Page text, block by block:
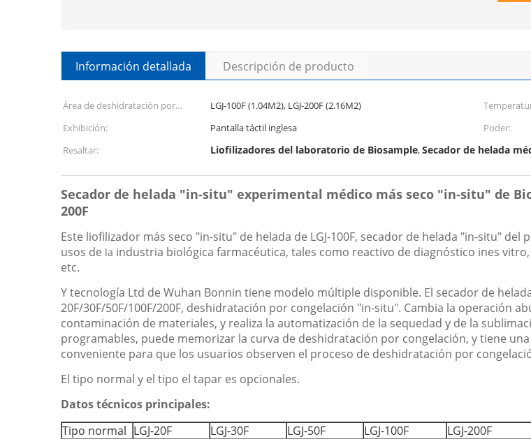
Información detallada Descripción de producto
Área de deshidratación por
congelación:
LGJ-100F (1.04M2), LGJ-200F (2.16M2)
Exhibición:
Pantalla táctil inglesa Poder:
Resaltar:
Liofilizadores del laboratorio de Biosample,Secador de helada
Secador de helada "in-situ" experimental médico más seco "in-situ" de
200F
Este liofilizador más seco "in-situ" de helada de LGJ-100F, secador de helada "in-situ"
usos de la industria biológica farmacéutica, tales como reactivo de diagnóstico ines
etc.
Y tecnología Ltd de Wuhan Bonnin tiene modelo múltiple disponible. El secador de
20F/30F/50F/100F/200F, deshidratación por congelación "in-situ". Cambia la operación
contaminación de materiales, y realiza la automatización de la sequedad y de la
programables, puede memorizar la curva de deshidratación por congelación, y tiene
conveniente para que los usuarios observen el proceso de deshidratación por
El tipo normal y el tipo el tapar es opcionales.
Datos técnicos principales:
Tipo normal LGJ-20F LGJ-30F LGJ-50F LGJ-100F
LGJ-200F